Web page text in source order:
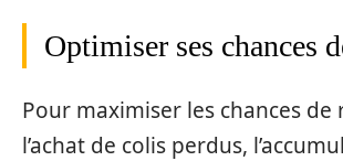
Optimiser ses chances
Pour maximiser les chances de
l’achat de colis perdus,